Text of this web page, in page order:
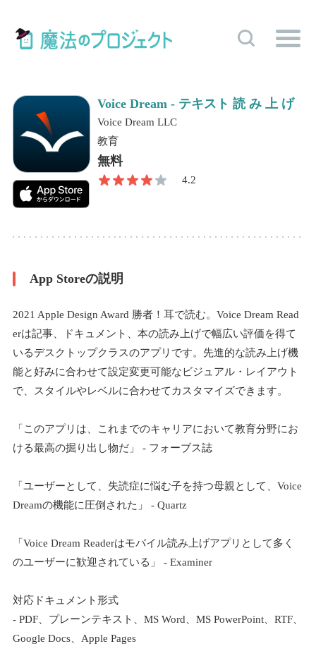
Voice Dream - テキスト 読 み 上 げ
Voice Dream LLC
教育
無料
4.2
App Storeの説明
2021 Apple Design Award 勝者！耳で読む。Voice Dream Read
erは記事、ドキュメント、本の読み上げで幅広い評価を得て
いるデスクトップクラスのアプリです。先進的な読み上げ機
能と好みに合わせて設定変更可能なビジュアル・レイアウト
で、スタイルやレベルに合わせてカスタマイズできます。
「このアプリは、これまでのキャリアにおいて教育分野にお
ける最高の掘り出し物だ」 - フォーブス誌
「ユーザーとして、失読症に悩む子を持つ母親として、Voice
Dreamの機能に圧倒された」 - Quartz
「Voice Dream Readerはモバイル読み上げアプリとして多く
のユーザーに歓迎されている」 - Examiner
対応ドキュメント形式
- PDF、プレーンテキスト、MS Word、MS PowerPoint、RTF、
Google Docs、Apple Pages